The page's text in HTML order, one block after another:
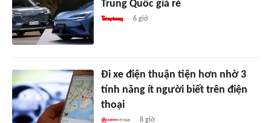
Trung Quốc giá rẻ
6 giờ
Đi xe điện thuận tiện hơn nhờ 3
tính năng ít người biết trên điện
thoại
8 giờ